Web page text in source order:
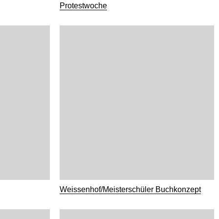
Protestwoche
Weissenhof/Meisterschüler Buchkonzept